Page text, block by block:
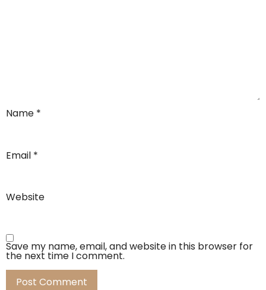
Name *
Email *
Website
Save my name, email, and website in this browser for
the next time I comment.